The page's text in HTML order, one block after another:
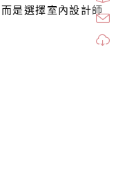
是選擇室內設計師